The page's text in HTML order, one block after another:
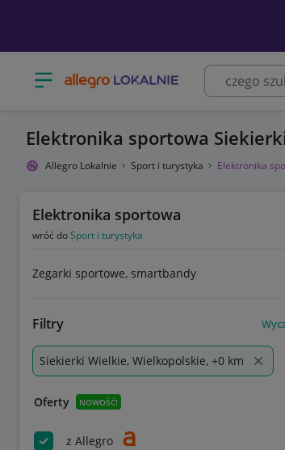
Otwórz menu z kategoriami
Elektronika sportowa
Allegro Lokalnie Sport i turystyka Elektronika
Elektronika sportowa
wróć doSport i turystyka
Zegarki sportowe, smartbandy
Filtry
Siekierki Wielkie, Wielkopolskie, +0 km
Oferty NOWOŚĆ!
z Allegro